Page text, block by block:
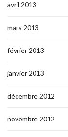
avril 2013
mars 2013
février 2013
janvier 2013
décembre 2012
novembre 2012